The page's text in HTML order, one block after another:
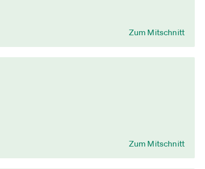
Zum Mitschnitt
Zum Mitschnitt